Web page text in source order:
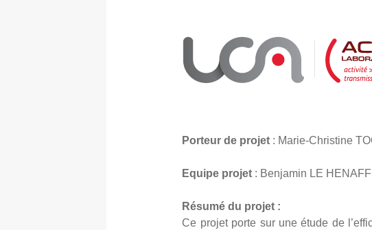
Porteur de projet : Marie-Christine
Equipe projet : Benjamin LE HENAFF
Résumé du projet :
Ce projet porte sur une étude de